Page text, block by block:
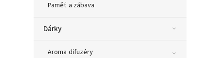
Paměť a zábava
Dárky
Aroma difuzéry